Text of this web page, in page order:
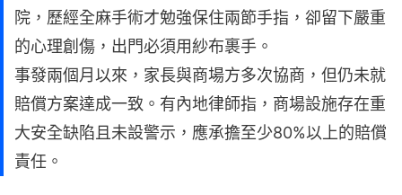
院，歷經全麻手術才勉強保住兩節手指，卻留下嚴重
的心理創傷，出門必須用紗布裹手。
事發兩個月以來，家長與商場方多次協商，但仍未就
賠償方案達成一致。有內地律師指，商場設施存在重
大安全缺陷且未設警示，應承擔至少80%以上的賠償
責任。